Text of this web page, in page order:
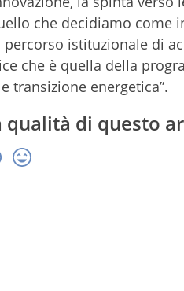
che decidiamo come
percorso istituzionale di
che è quella della
transizione energetica”.
qualità di questo